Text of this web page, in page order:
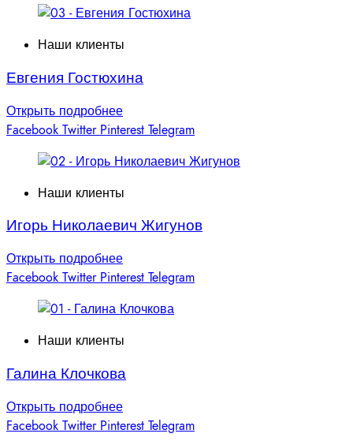
Наши клиенты
Евгения Гостюхина
Открыть подробнее
Facebook Twitter Pinterest Telegram
Наши клиенты
Игорь Николаевич Жигунов
Открыть подробнее
Facebook Twitter Pinterest Telegram
Наши клиенты
Галина Клочкова
Открыть подробнее
Facebook Twitter Pinterest Telegram